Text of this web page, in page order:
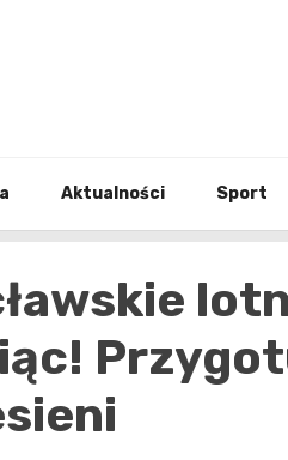
Aktualności Sport